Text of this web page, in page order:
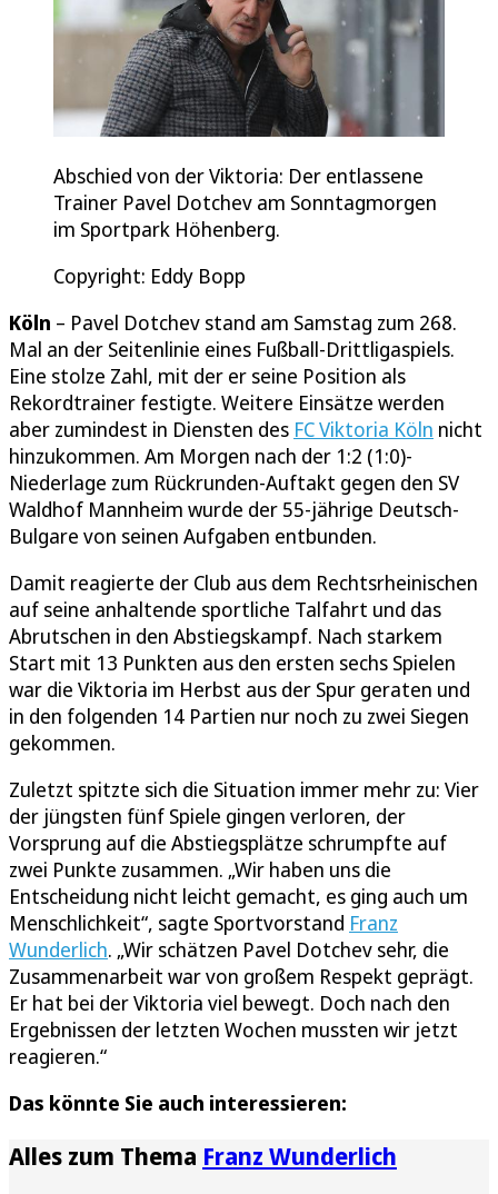
Abschied von der Viktoria: Der entlassene
Trainer Pavel Dotchev am Sonntagmorgen
im Sportpark Höhenberg.
Copyright: Eddy Bopp
Köln – Pavel Dotchev stand am Samstag zum 268.
Mal an der Seitenlinie eines Fußball-Drittligaspiels.
Eine stolze Zahl, mit der er seine Position als
Rekordtrainer festigte. Weitere Einsätze werden
aber zumindest in Diensten des FC Viktoria Köln nicht
hinzukommen. Am Morgen nach der 1:2 (1:0)-
Niederlage zum Rückrunden-Auftakt gegen den SV
Waldhof Mannheim wurde der 55-jährige Deutsch-
Bulgare von seinen Aufgaben entbunden.
Damit reagierte der Club aus dem Rechtsrheinischen
auf seine anhaltende sportliche Talfahrt und das
Abrutschen in den Abstiegskampf. Nach starkem
Start mit 13 Punkten aus den ersten sechs Spielen
war die Viktoria im Herbst aus der Spur geraten und
in den folgenden 14 Partien nur noch zu zwei Siegen
gekommen.
Zuletzt spitzte sich die Situation immer mehr zu: Vier
der jüngsten fünf Spiele gingen verloren, der
Vorsprung auf die Abstiegsplätze schrumpfte auf
zwei Punkte zusammen. „Wir haben uns die
Entscheidung nicht leicht gemacht, es ging auch um
Menschlichkeit“, sagte Sportvorstand Franz
Wunderlich. „Wir schätzen Pavel Dotchev sehr, die
Zusammenarbeit war von großem Respekt geprägt.
Er hat bei der Viktoria viel bewegt. Doch nach den
Ergebnissen der letzten Wochen mussten wir jetzt
reagieren.“
Das könnte Sie auch interessieren:
Alles zum Thema Franz Wunderlich